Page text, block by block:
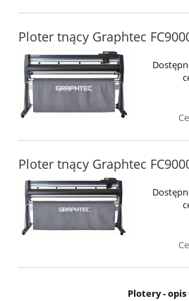
Ploter tnący Graphtec
Ploter tnący Graphtec
Plotery - opis